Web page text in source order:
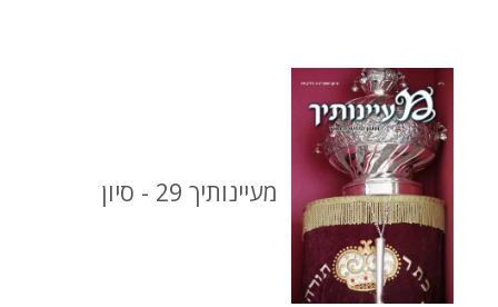
מעיינותיך 29 - סיון